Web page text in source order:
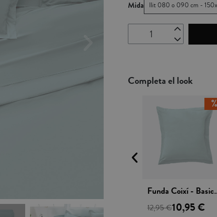
Mida llit 080 o 090 cm -
Completa el look
€ 12,95 € 10,95 €
Vista rápida Funda
12,95 €9,95 €